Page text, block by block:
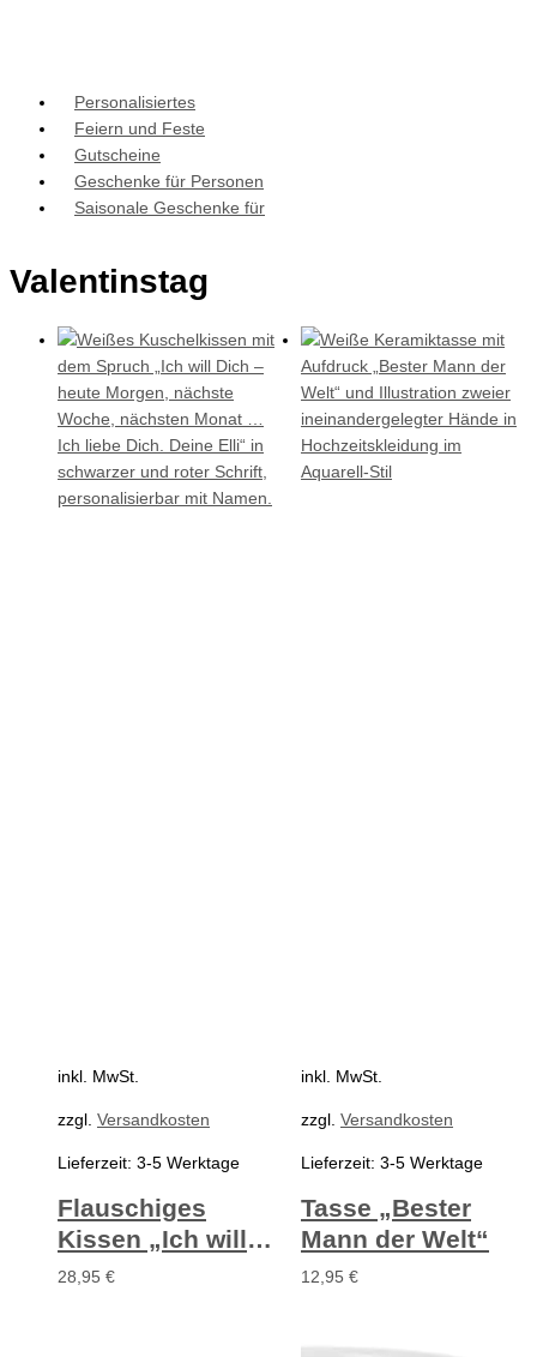
Personalisiertes
Feiern und Feste
Gutscheine
Geschenke für Personen
Saisonale Geschenke für
Valentinstag
inkl. MwSt.
zzgl. Versandkosten
Lieferzeit: 3-5 Werktage
Flauschiges
Kissen „Ich will
dich” mit
28,95 €
inkl. MwSt.
zzgl. Versandkosten
Lieferzeit: 3-5 Werktage
Tasse „Bester
Mann der Welt“
12,95 €